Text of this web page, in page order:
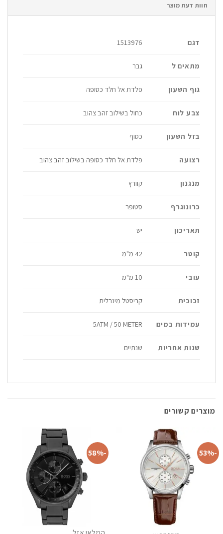
חוות דעת מוצר
דגם 1513976
מתאים ל גבר
גוף השעון פלדת אל חלד כסופה
צבע לוח כחול בשילוב זהב צהוב
בזל השעון כסוף
רצועה פלדת אל חלד כסופה בשילוב זהב צהוב
מנגנון קוורץ
כרונוגרף סטופר
תאריכון יש
קוטר 42 מ"מ
עובי 10 מ"מ
זכוכית קריסטל מינרלית
עמידות במים 5ATM / 50 METER
שנות אחריות שנתיים
מוצרים קשורים
-53%
-58%